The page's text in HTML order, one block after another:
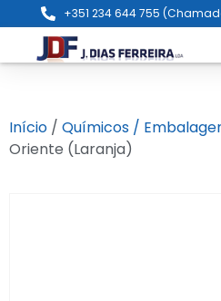
+351 234 644 755
Início / Químicos /
Oriente (Laranja)